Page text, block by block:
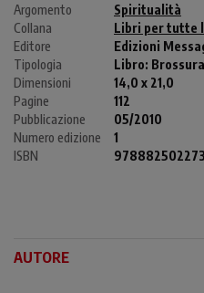
Argomento
Spiritualità
Collana
Libri per tutte
Editore
Edizioni
Tipologia
Libro:
Dimensioni
14,0 x 21,0
Pagine
112
Pubblicazione
05/2010
Numero edizione
1
ISBN
AUTORE